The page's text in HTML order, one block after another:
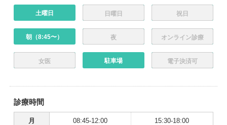
土曜日 日曜日 祝日
朝（8:45〜） 夜 オンライン診療
女医 駐車場 電子決済可
診療時間
月 08:45-12:00 15:30-18:00